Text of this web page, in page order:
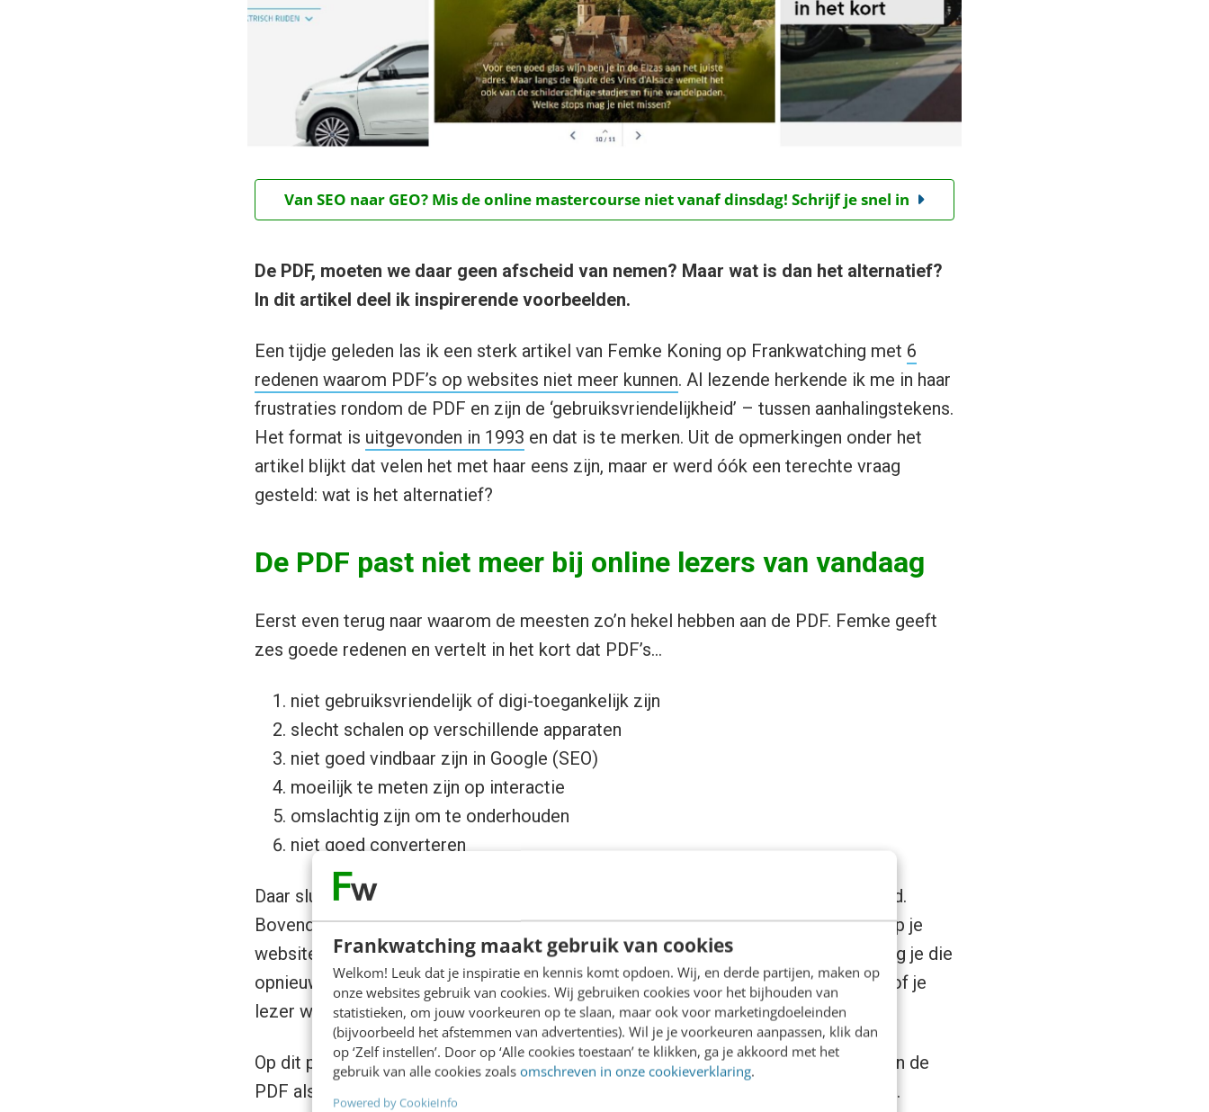
Frankwatching maakt gebruik van cookies
Welkom! Leuk dat je inspiratie en kennis komt opdoen. Wij, en derde partijen, maken op
onze websites gebruik van cookies. Wij gebruiken cookies voor het bijhouden van
statistieken, om jouw voorkeuren op te slaan, maar ook voor marketingdoeleinden
(bijvoorbeeld het afstemmen van advertenties). Wil je je voorkeuren aanpassen, klik dan
op ‘Zelf instellen’. Door op ‘Alle cookies toestaan’ te klikken, ga je akkoord met het
gebruik van alle cookies zoals omschreven in onze cookieverklaring.
Powered by CookieInfo
Van SEO naar GEO? Mis de online mastercourse niet vanaf dinsdag! Schrijf je snel in
De PDF, moeten we daar geen afscheid van nemen? Maar wat is dan het alternatief?
In dit artikel deel ik inspirerende voorbeelden.
Een tijdje geleden las ik een sterk artikel van Femke Koning op Frankwatching met 6
redenen waarom PDF’s op websites niet meer kunnen. Al lezende herkende ik me in haar
frustraties rondom de PDF en zijn de ‘gebruiksvriendelijkheid’ – tussen aanhalingstekens.
Het format is uitgevonden in 1993 en dat is te merken. Uit de opmerkingen onder het
artikel blijkt dat velen het met haar eens zijn, maar er werd óók een terechte vraag
gesteld: wat is het alternatief?
De PDF past niet meer bij online lezers van vandaag
Eerst even terug naar waarom de meesten zo’n hekel hebben aan de PDF. Femke geeft
zes goede redenen en vertelt in het kort dat PDF’s…
niet gebruiksvriendelijk of digi-toegankelijk zijn
slecht schalen op verschillende apparaten
niet goed vindbaar zijn in Google (SEO)
moeilijk te meten zijn op interactie
omslachtig zijn om te onderhouden
niet goed converteren
Daar sluit ik me bij aan en voeg ik graag nog aan toe dat ik ze
vind.
Bovendien zijn zeslecht deelbaar. Een PDF die je via de mail verstuurt of deelt op je
website moet altijd eerst worden gedownload. Heb je een nieuwe versie? Dan mag je die
opnieuw uploaden of nog een keer via de mail versturen. Je hebt er geen grip op of je
lezer wel naar de meest recente versie kijkt.
Op dit punt ga ik er vanuit dat je overtuigd bent dat we afscheid moeten nemen van de
PDF als format. Om dat te kunnen doen, moeten we ons richten op een alternatief.